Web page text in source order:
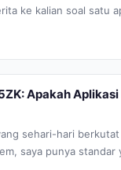
ke kalian soal satu
Apakah
sehari-hari
saya punya standar